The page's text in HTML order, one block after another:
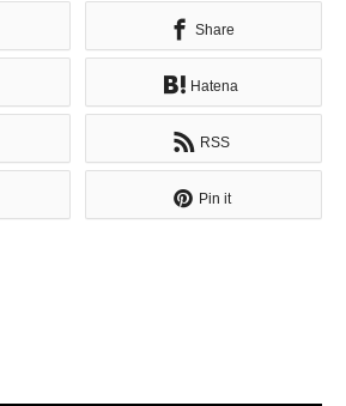
Share
Hatena
RSS
Pin it